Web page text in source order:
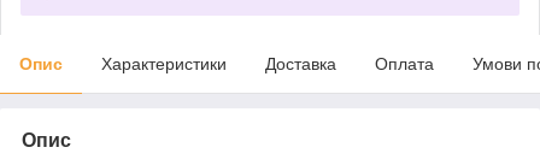
Опис Характеристики Доставка Оплата Умови
Опис